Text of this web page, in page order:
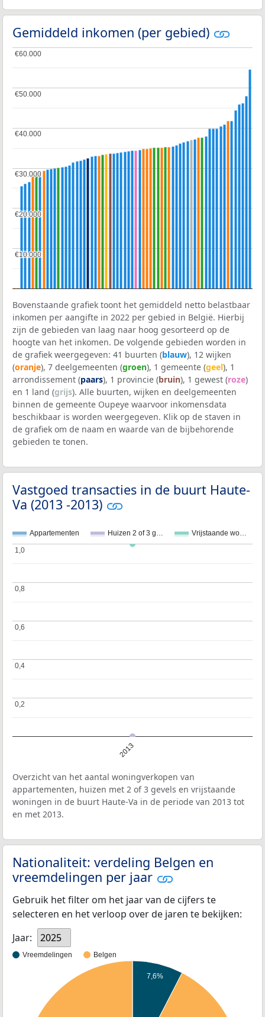
Gemiddeld inkomen (per gebied)
€10.000
€10.000
€20.000
€20.000
€30.000
€30.000
€40.000
€40.000
€50.000
€50.000
€60.000
€60.000
Bovenstaande grafiek toont het gemiddeld netto belastbaar
inkomen per aangifte in 2022 per gebied in België. Hierbij
zijn de gebieden van laag naar hoog gesorteerd op de
hoogte van het inkomen. De volgende gebieden worden in
de grafiek weergegeven: 41 buurten (blauw), 12 wijken
(oranje), 7 deelgemeenten (groen), 1 gemeente (geel), 1
arrondissement (paars), 1 provincie (bruin), 1 gewest (roze)
en 1 land (grijs). Alle buurten, wijken en deelgemeenten
binnen de gemeente Oupeye waarvoor inkomensdata
beschikbaar is worden weergegeven. Klik op de staven in
de grafiek om de naam en waarde van de bijbehorende
gebieden te tonen.
Vastgoed transacties in de buurt Haute-
Va (2013 -2013)
Appartementen Huizen 2 of 3 g… Vrijstaande wo…
2013
0,2
0,2
0,4
0,4
0,6
0,6
0,8
0,8
1,0
1,0
Overzicht van het aantal woningverkopen van
appartementen, huizen met 2 of 3 gevels en vrijstaande
woningen in de buurt Haute-Va in de periode van 2013 tot
en met 2013.
Nationaliteit: verdeling Belgen en
vreemdelingen per jaar
Gebruik het filter om het jaar van de cijfers te
selecteren en het verloop over de jaren te bekijken:
Jaar:
2025
Vreemdelingen Belgen
7,6%